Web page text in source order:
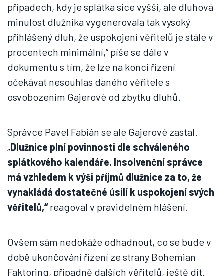
případech, kdy je splátka sice vyšší, ale dluhová
minulost dlužníka vygenerovala tak vysoký
přihlášený dluh, že uspokojení věřitelů je stále v
procentech minimální,“ píše se dále v
dokumentu s tím, že lze na konci řízení
očekávat nesouhlas daného věřitele s
osvobozením Gajerové od zbytku dluhů.
Správce Pavel Fabián se ale Gajerové zastal.
„Dlužnice plní povinnosti dle schváleného
splátkového kalendáře. Insolvenční správce
má vzhledem k výši příjmů dlužnice za to, že
vynakládá dostatečné úsilí k uspokojení svých
věřitelů,“reagoval v pravidelném hlášení.
Ovšem sám nedokáže odhadnout, co se bude v
době ukončování řízení ze strany Bohemian
Faktoring, případně dalších věřitelů, ještě dít.